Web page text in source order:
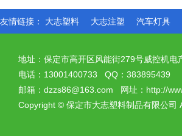
友情链接： 大志塑料 大志注塑 汽车灯具
地址：保定市高开区风能街279号威控机电
电话：13001400733 QQ：383895439
邮箱：dzzs86@163.com 网址：http://
Copyright © 保定市大志塑料制品有限公司